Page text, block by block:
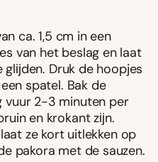
ca. 1,5 cm in een
van het beslag en laat
Druk de hoopjes
spatel. Bak de
vuur 2-3 minuten per
en krokant zĳn.
ze kort uitlekken op
pakora met de sauzen.